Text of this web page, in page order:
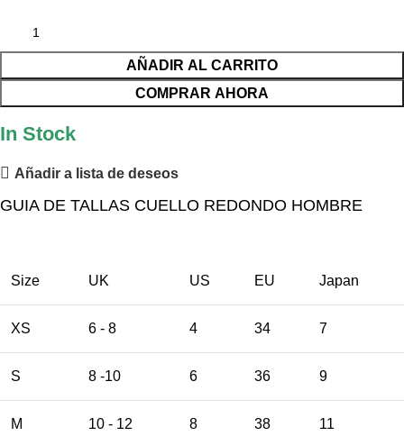
AÑADIR AL CARRITO
COMPRAR AHORA
In Stock
Añadir a lista de deseos
GUIA DE TALLAS CUELLO REDONDO HOMBRE
Size UK US EU Japan
XS 6 - 8 4 34 7
S 8 -10 6 36 9
M 10 - 12 8 38 11